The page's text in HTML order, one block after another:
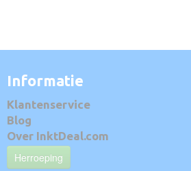
Informatie
Klantenservice
Blog
Over InktDeal.com
Herroeping